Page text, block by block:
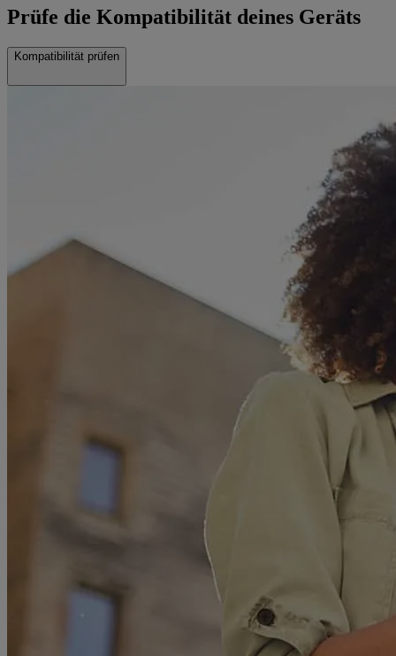
Prüfe die Kompatibilität deines Geräts
Kompatibilität prüfen